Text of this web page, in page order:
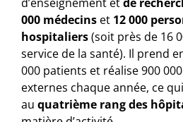
000 médecins et 12 000
hospitaliers(soit près de 16
service de la santé). Il prend
000 patients et réalise 900
externes chaque année, ce
au quatrième rang des